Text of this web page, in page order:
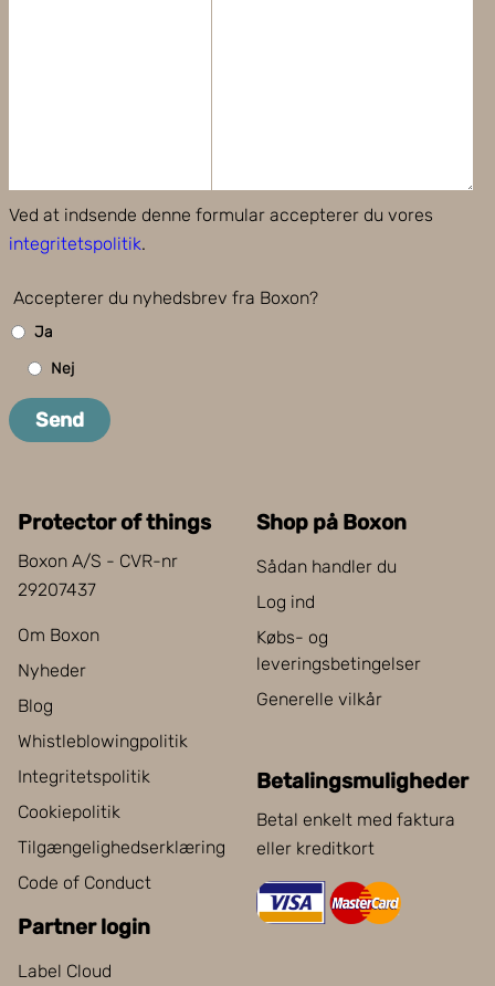
Ved at indsende denne formular accepterer du vores
integritetspolitik.
Accepterer du nyhedsbrev fra Boxon?
Ja
Nej
Send
Protector of things
Boxon A/S - CVR-nr
29207437
Om Boxon
Nyheder
Blog
Whistleblowingpolitik
Integritetspolitik
Cookiepolitik
Tilgængelighedserklæring
Code of Conduct
Partner login
Label Cloud
Shop på Boxon
Sådan handler du
Log ind
Købs- og
leveringsbetingelser
Generelle vilkår
Betalingsmuligheder
Betal enkelt med faktura
eller kreditkort